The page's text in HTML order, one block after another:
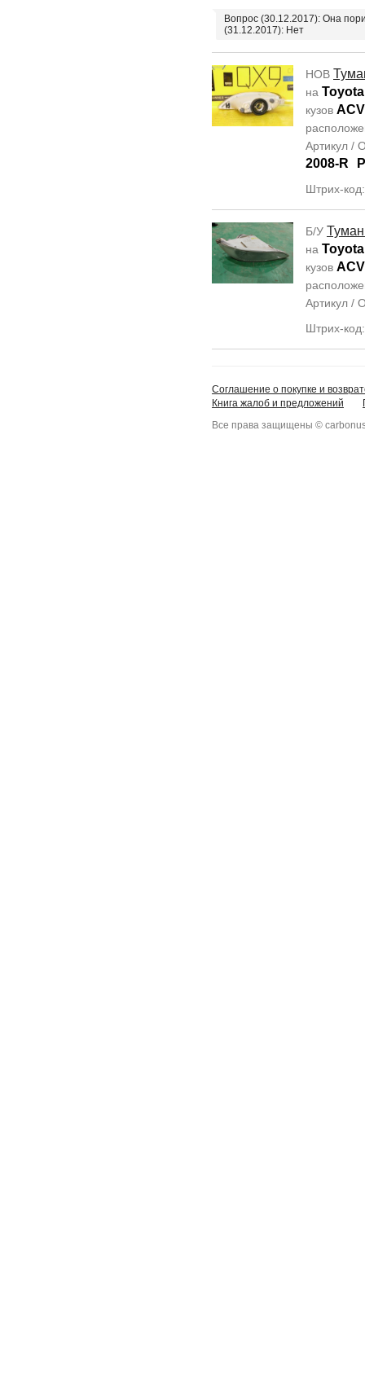
Вопрос (30.12.2017): Она
(31.12.2017): Нет
НОВ
на
кузов
Артикул /
2008-R
Штрих-
Б/У
на
кузов
Артикул /
Штрих-
Соглашение о покупке и
Книга жалоб и предложений
Все права защищены ©